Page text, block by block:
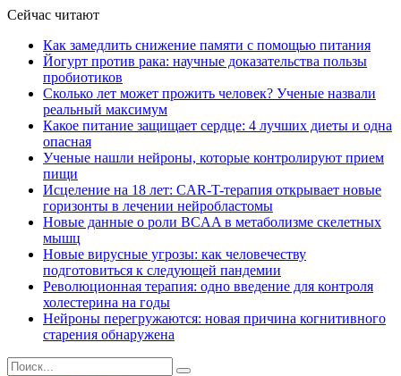
Сейчас читают
Как замедлить снижение памяти с помощью питания
Йогурт против рака: научные доказательства пользы
пробиотиков
Сколько лет может прожить человек? Ученые назвали
реальный максимум
Какое питание защищает сердце: 4 лучших диеты и одна
опасная
Ученые нашли нейроны, которые контролируют прием
пищи
Исцеление на 18 лет: CAR-T-терапия открывает новые
горизонты в лечении нейробластомы
Новые данные о роли BCAA в метаболизме скелетных
мышц
Новые вирусные угрозы: как человечеству
подготовиться к следующей пандемии
Революционная терапия: одно введение для контроля
холестерина на годы
Нейроны перегружаются: новая причина когнитивного
старения обнаружена